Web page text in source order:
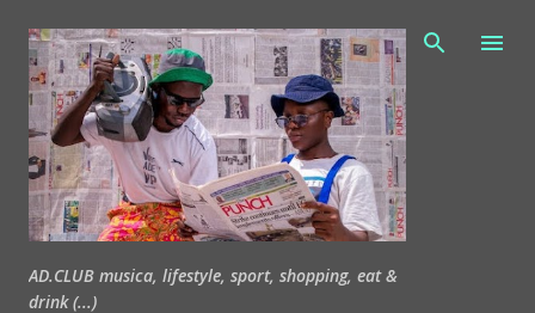
Passa ai contenuti principali
AD.CLUB musica, lifestyle, sport, shopping, eat &
drink (...)